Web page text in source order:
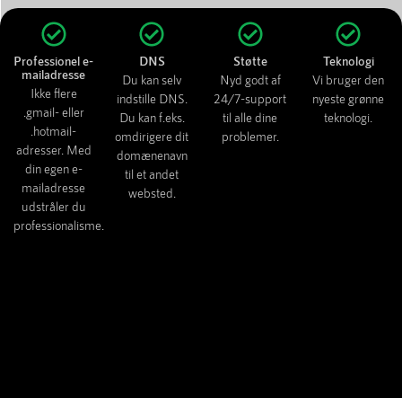
Professionel e-
mailadresse
Ikke flere
.gmail- eller
.hotmail-
adresser. Med
din egen e-
mailadresse
udstråler du
professionalisme.
DNS
Du kan selv
indstille DNS.
Du kan f.eks.
omdirigere dit
domænenavn
til et andet
websted.
Støtte
Nyd godt af
24/7-support
til alle dine
problemer.
Teknologi
Vi bruger den
nyeste grønne
teknologi.